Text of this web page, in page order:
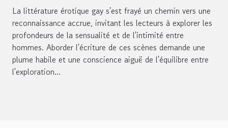
La littérature érotique gay s'est frayé un chemin vers une
reconnaissance accrue, invitant les lecteurs à explorer les
profondeurs de la sensualité et de l'intimité entre
hommes. Aborder l'écriture de ces scènes demande une
plume habile et une conscience aiguë de l'équilibre entre
l'exploration...